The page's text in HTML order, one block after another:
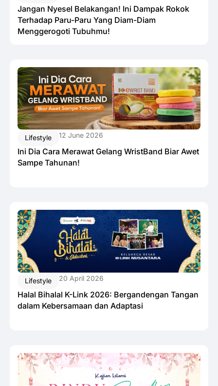
Jangan Nyesel Belakangan! Ini Dampak Rokok
Terhadap Paru-Paru Yang Diam-Diam
Menggerogoti Tubuhmu!
Lifestyle 12 June 2026
Ini Dia Cara Merawat Gelang WristBand Biar Awet
Sampe Tahunan!
Lifestyle 20 April 2026
Halal Bihalal K-Link 2026: Bergandengan Tangan
dalam Kebersamaan dan Adaptasi